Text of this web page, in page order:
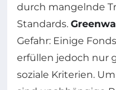
durch mangelnde
Standards.
Gefahr: Einige
erfüllen jedoch nur
soziale Kriterien.